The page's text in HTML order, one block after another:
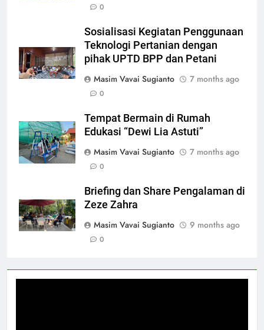
0
Sosialisasi Kegiatan Penggunaan
Teknologi Pertanian dengan
pihak UPTD BPP dan Petani
Masim Vavai Sugianto
7 months ago
0
Tempat Bermain di Rumah
Edukasi “Dewi Lia Astuti”
Masim Vavai Sugianto
7 months ago
0
Briefing dan Share Pengalaman di
Zeze Zahra
Masim Vavai Sugianto
9 months ago
0